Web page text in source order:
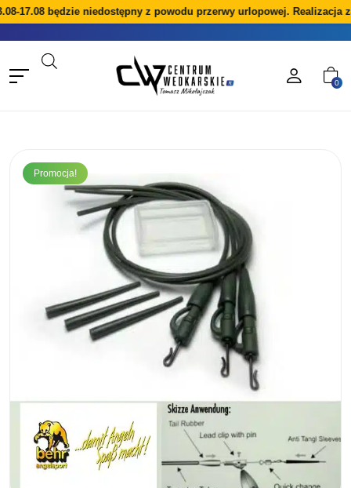
17.08 będzie niedostępny z powodu przerwy urlopowej. Realizacja
0
Promocja!